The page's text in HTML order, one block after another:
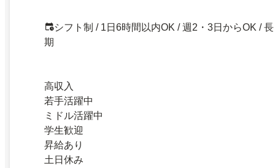
シフト制 / 1日6時間以内OK / 週2・3日からOK / 長
期
高収入
若手活躍中
ミドル活躍中
学生歓迎
昇給あり
土日休み